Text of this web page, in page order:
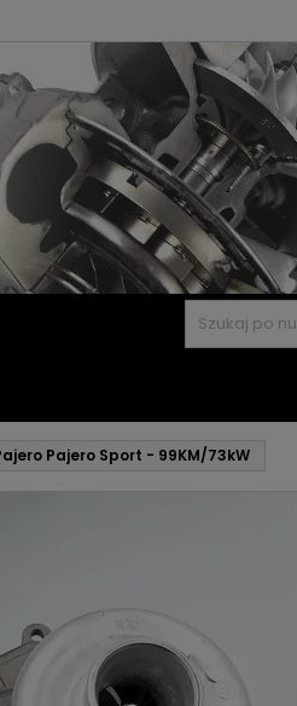
Pajero Sport - 99KM/73kW